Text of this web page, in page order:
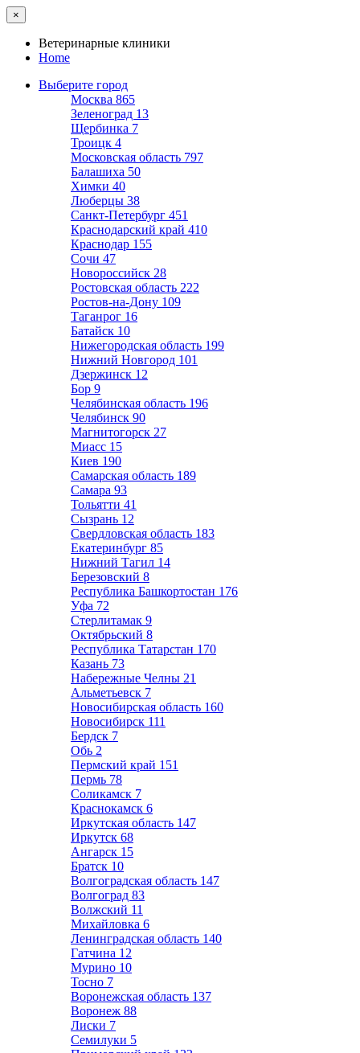
×
Ветеринарные клиники
Home
Выберите город
Москва 865
Зеленоград 13
Щербинка 7
Троицк 4
Московская область 797
Балашиха 50
Химки 40
Люберцы 38
Санкт-Петербург 451
Краснодарский край 410
Краснодар 155
Сочи 47
Новороссийск 28
Ростовская область 222
Ростов-на-Дону 109
Таганрог 16
Батайск 10
Нижегородская область 199
Нижний Новгород 101
Дзержинск 12
Бор 9
Челябинская область 196
Челябинск 90
Магнитогорск 27
Миасс 15
Киев 190
Самарская область 189
Самара 93
Тольятти 41
Сызрань 12
Свердловская область 183
Екатеринбург 85
Нижний Тагил 14
Березовский 8
Республика Башкортостан 176
Уфа 72
Стерлитамак 9
Октябрьский 8
Республика Татарстан 170
Казань 73
Набережные Челны 21
Альметьевск 7
Новосибирская область 160
Новосибирск 111
Бердск 7
Обь 2
Пермский край 151
Пермь 78
Соликамск 7
Краснокамск 6
Иркутская область 147
Иркутск 68
Ангарск 15
Братск 10
Волгоградская область 147
Волгоград 83
Волжский 11
Михайловка 6
Ленинградская область 140
Гатчина 12
Мурино 10
Тосно 7
Воронежская область 137
Воронеж 88
Лиски 7
Семилуки 5